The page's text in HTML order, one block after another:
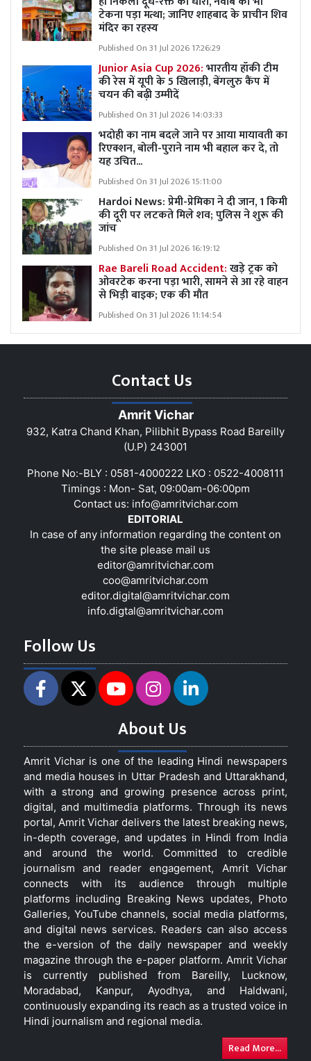
टेकना पड़ा मत्था; जानिए शाहबाद के प्राचीन शिव
मंदिर का रहस्य
Published On 31 Jul 2026 17:26:29
Junior Asia Cup 2026:भारतीय हॉकी टीम
की रेस में यूपी के 5 खिलाड़ी, बेंगलुरु कैंप में
चयन की बढ़ी उम्मीदें
Published On 31 Jul 2026 14:03:33
भदोही का नाम बदले जाने पर आया मायावती का
रिएक्शन, बोली-पुराने नाम भी बहाल कर दे, तो
यह उचित...
Published On 31 Jul 2026 15:11:00
Hardoi News: प्रेमी-प्रेमिका ने दी जान, 1 किमी
की दूरी पर लटकते मिले शव; पुलिस ने शुरू की
जांच
Published On 31 Jul 2026 16:19:12
Rae Bareli Road Accident:खड़े ट्रक को
ओवरटेक करना पड़ा भारी, सामने से आ रहे वाहन
से भिड़ी बाइक; एक की मौत
Published On 31 Jul 2026 11:14:54
Contact Us
Amrit Vichar
932, Katra Chand Khan, Pilibhit Bypass Road Bareilly
(U.P) 243001
Phone No:-BLY : 0581-4000222 LKO : 0522-4008111
Timings : Mon- Sat, 09:00am-06:00pm
Contact us: info@amritvichar.com
EDITORIAL
In case of any information regarding the content on
the site please mail us
editor@amritvichar.com
coo@amritvichar.com
editor.digital@amritvichar.com
info.digtal@amritvichar.com
Follow Us
About Us
Amrit Vichar is one of the leading Hindi newspapers
and media houses in Uttar Pradesh and Uttarakhand,
with a strong and growing presence across print,
digital, and multimedia platforms. Through its news
portal, Amrit Vichar delivers the latest breaking news,
in-depth coverage, and updates in Hindi from India
and around the world. Committed to credible
journalism and reader engagement, Amrit Vichar
connects with its audience through multiple
platforms including Breaking News updates, Photo
Galleries, YouTube channels, social media platforms,
and digital news services. Readers can also access
the e-version of the daily newspaper and weekly
magazine through the e-paper platform. Amrit Vichar
is currently published from Bareilly, Lucknow,
Moradabad, Kanpur, Ayodhya, and Haldwani,
continuously expanding its reach as a trusted voice in
Hindi journalism and regional media.
Read More...